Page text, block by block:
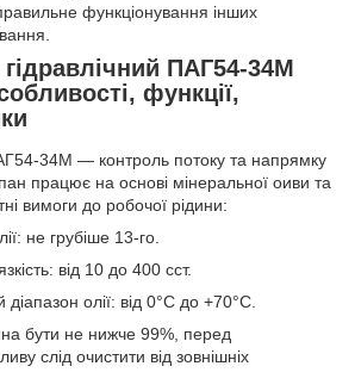
функціонування інших
ПАГ54-34М
функції,
34М — контроль потоку та напрямку
працює на основі мінеральної оиви та
вимоги до робочої рідини:
не грубіше 13-го.
від 10 до 400 сст.
олії: від 0°C до +70°C.
бути не нижче 99%, перед
слід очистити від зовнішніх